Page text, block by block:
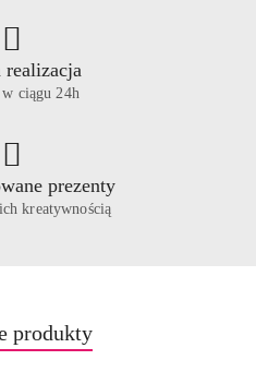
realizacja
w ciągu 24h
prezenty
kreatywnością
produkty